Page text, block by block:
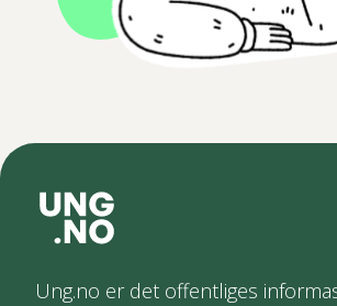
Ung.no er det offentliges